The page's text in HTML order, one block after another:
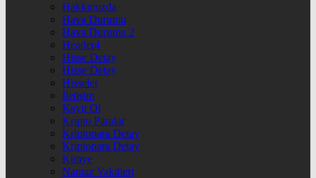
Hakkımızda
Hava Durumu
Hava Durumu 2
Header4
Hisse Detay
Hisse Detay
Hisseler
İletişim
Kayıt Ol
Kripto Paralar
Kriptopara Detay
Kriptopara Detay
Künye
Namaz Vakitleri